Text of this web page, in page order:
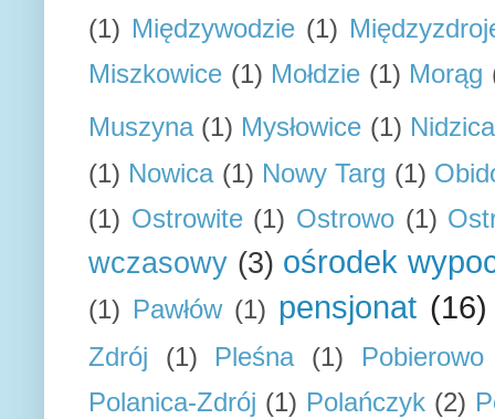
(1) Międzywodzie (1)
Miszkowice (1) Mołdzie (1) Morąg
Muszyna (1) Mysłowice (1) Nidzica
(1) Nowica (1) Nowy Targ (1)
(1) Ostrowite (1) Ostrowo (1)
wczasowy (3) ośrodek
(1) Pawłów (1) pensjonat (16)
Zdrój (1) Pleśna (1)
Pobierowo
Polanica-Zdrój (1) Polańczyk (2)